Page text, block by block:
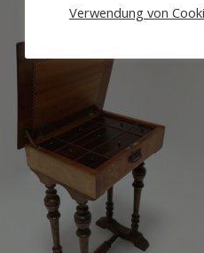
Verwendung von